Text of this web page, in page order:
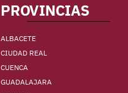
PROVINCIAS
ALBACETE
CIUDAD REAL
CUENCA
GUADALAJARA